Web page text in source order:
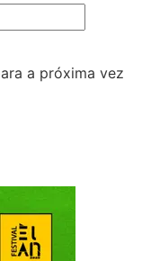
a próxima vez